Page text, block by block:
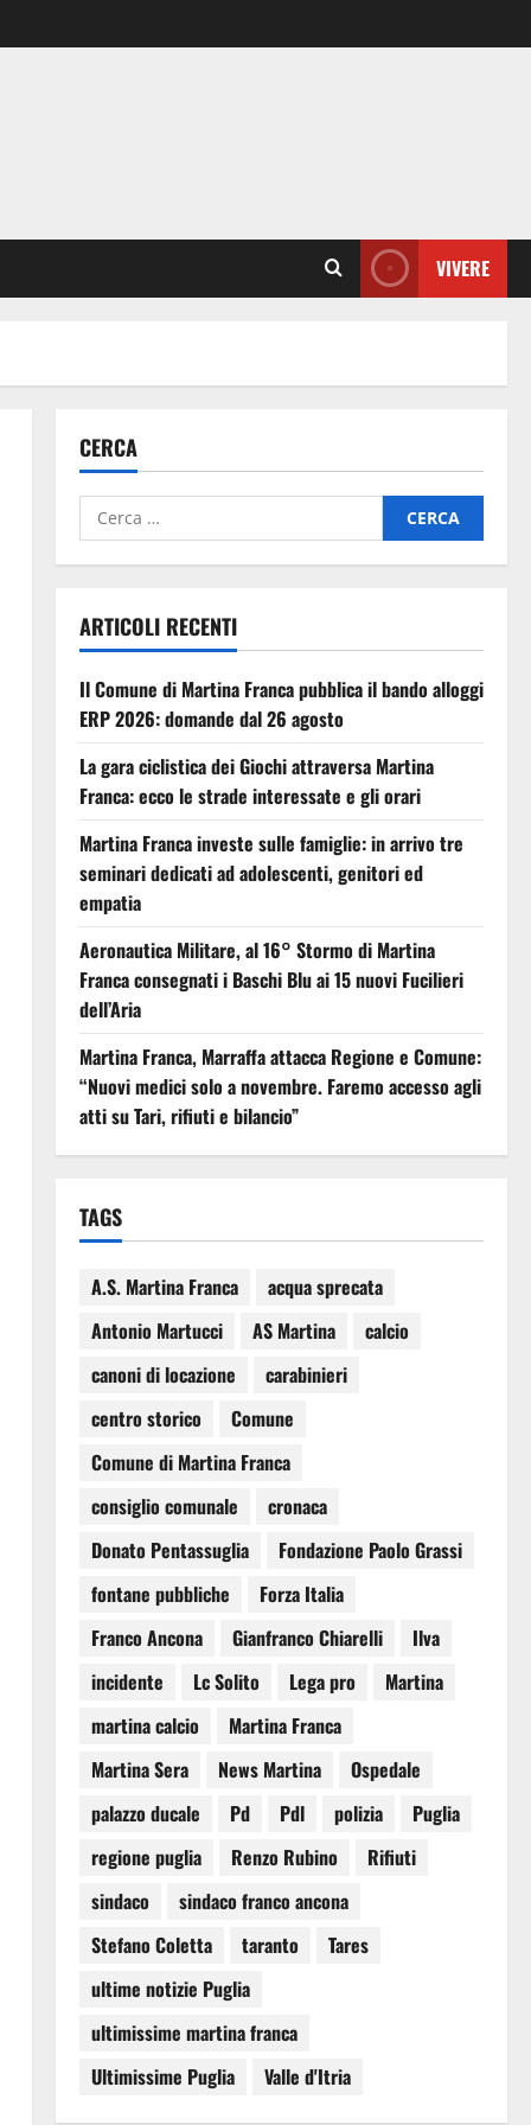
VIVERE
CERCA
ARTICOLI RECENTI
Il Comune di Martina Franca pubblica il bando alloggi
ERP 2026: domande dal 26 agosto
La gara ciclistica dei Giochi attraversa Martina
Franca: ecco le strade interessate e gli orari
Martina Franca investe sulle famiglie: in arrivo tre
seminari dedicati ad adolescenti, genitori ed
empatia
Aeronautica Militare, al 16° Stormo di Martina
Franca consegnati i Baschi Blu ai 15 nuovi Fucilieri
dell’Aria
Martina Franca, Marraffa attacca Regione e Comune:
“Nuovi medici solo a novembre. Faremo accesso agli
atti su Tari, rifiuti e bilancio”
TAGS
A.S. Martina Franca
acqua sprecata
Antonio Martucci
AS Martina
calcio
canoni di locazione
carabinieri
centro storico
Comune
Comune di Martina Franca
consiglio comunale
cronaca
Donato Pentassuglia
Fondazione Paolo Grassi
fontane pubbliche
Forza Italia
Franco Ancona
Gianfranco Chiarelli
Ilva
incidente
Lc Solito Lega pro
Martina
martina calcio
Martina Franca
Martina Sera
News Martina
Ospedale
palazzo ducale
Pd Pdl polizia
Puglia
regione puglia
Renzo Rubino
Rifiuti
sindaco
sindaco franco ancona
Stefano Coletta
taranto
Tares
ultime notizie Puglia
ultimissime martina franca
Ultimissime Puglia
Valle d'Itria